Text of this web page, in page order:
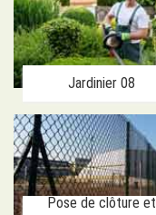
Jardinier 08
Pose de clôture et